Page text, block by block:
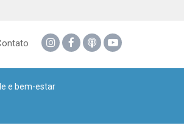
e bem-estar